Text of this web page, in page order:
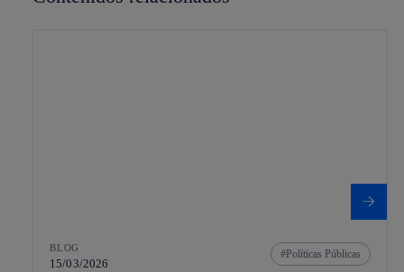
BLOG
15/03/2026
Políticas Públicas